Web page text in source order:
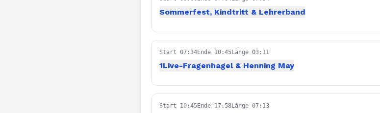
Sommerfest, Kindtritt & Lehrerband
Start 07:34Ende 10:45Länge 03:11
1Live-Fragenhagel & Henning May
Start 10:45Ende 17:58Länge 07:13